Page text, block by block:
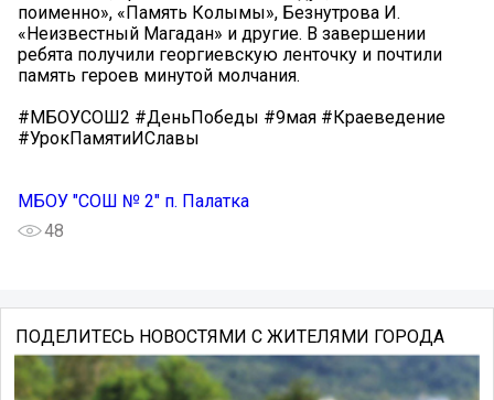
поименно», «Память Колымы», Безнутрова И.
«Неизвестный Магадан» и другие. В завершении
ребята получили георгиевскую ленточку и почтили
память героев минутой молчания.
#МБОУСОШ2 #ДеньПобеды #9мая #Краеведение
#УрокПамятиИСлавы
МБОУ "СОШ № 2" п. Палатка
48
ПОДЕЛИТЕСЬ НОВОСТЯМИ С ЖИТЕЛЯМИ ГОРОДА